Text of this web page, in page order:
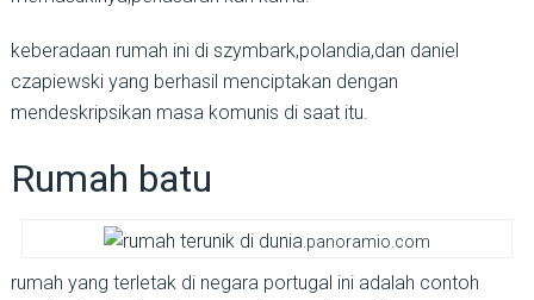
keberadaan rumah ini di szymbark,polandia,dan daniel
czapiewski yang berhasil menciptakan dengan
mendeskripsikan masa komunis di saat itu.
Rumah batu
.panoramio.com
rumah yang terletak di negara portugal ini adalah contoh